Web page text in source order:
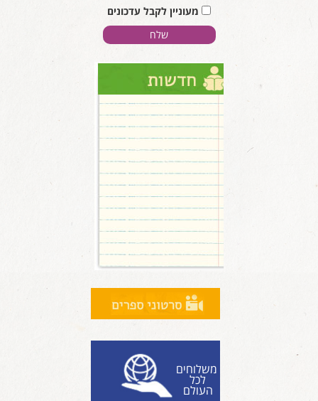
מעוניין לקבל עדכונים
משלוחים
לכל
העולם